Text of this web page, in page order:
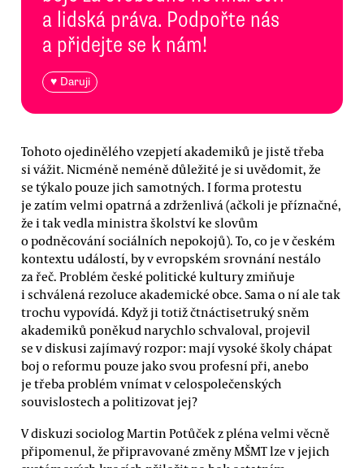
a lidská práva. Podpořte nás
a přidejte se k nám!
♥ Daruji
Tohoto ojedinělého vzepjetí akademiků je jistě třeba
si vážit. Nicméně neméně důležité je si uvědomit, že
se týkalo pouze jich samotných. I forma protestu
je zatím velmi opatrná a zdrženlivá (ačkoli je příznačné,
že i tak vedla ministra školství ke slovům
o podněcování sociálních nepokojů). To, co je v českém
kontextu událostí, by v evropském srovnání nestálo
za řeč. Problém české politické kultury zmiňuje
i schválená rezoluce akademické obce. Sama o ní ale tak
trochu vypovídá. Když ji totiž čtnáctisetruký sněm
akademiků poněkud narychlo schvaloval, projevil
se v diskusi zajímavý rozpor: mají vysoké školy chápat
boj o reformu pouze jako svou profesní při, anebo
je třeba problém vnímat v celospolečenských
souvislostech a politizovat jej?
V diskuzi sociolog Martin Potůček z pléna velmi věcně
připomenul, že připravované změny MŠMT lze v jejich